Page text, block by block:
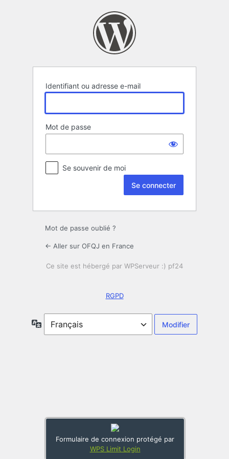
Identifiant ou adresse e-mail
Mot de passe
Formulaire de connexion protégé par
WPS Limit Login
Se souvenir de moi
Mot de passe oublié ?
← Aller sur OFQJ en France
RGPD
Langue